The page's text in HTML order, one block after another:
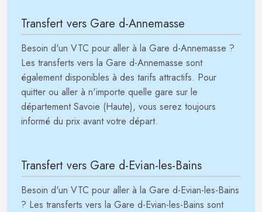
Transfert vers Gare d-Annemasse
Besoin d'un VTC pour aller à la Gare d-Annemasse ?
Les transferts vers la Gare d-Annemasse sont
également disponibles à des tarifs attractifs. Pour
quitter ou aller à n'importe quelle gare sur le
département Savoie (Haute), vous serez toujours
informé du prix avant votre départ.
Transfert vers Gare d-Evian-les-Bains
Besoin d'un VTC pour aller à la Gare d-Evian-les-Bains
? Les transferts vers la Gare d-Evian-les-Bains sont